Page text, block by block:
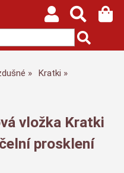
Kratki
vložka Kratki
prosklení